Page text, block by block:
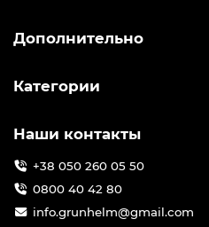
Дополнительно
Категории
Наши контакты
+38 050 260 05 50
0800 40 42 80
info.grunhelm@gmail.com